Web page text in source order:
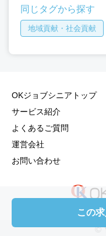
この
同じタグから探す
地域貢献・社会貢献
OKジョブシニアトップ
サービス紹介
よくあるご質問
運営会社
お問い合わせ
©